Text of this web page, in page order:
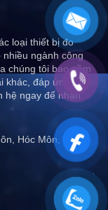
loại thiết bị đo
ngành công
chúng tôi bao gồm
khác, đáp ứng mọi
hệ ngay để nhận
Hóc Môn,